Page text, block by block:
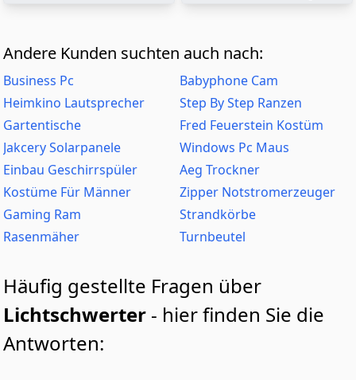
Andere Kunden suchten auch nach:
Business Pc
Babyphone Cam
Heimkino Lautsprecher
Step By Step Ranzen
Gartentische
Fred Feuerstein Kostüm
Jakcery Solarpanele
Windows Pc Maus
Einbau Geschirrspüler
Aeg Trockner
Kostüme Für Männer
Zipper Notstromerzeuger
Gaming Ram
Strandkörbe
Rasenmäher
Turnbeutel
Häufig gestellte Fragen über
Lichtschwerter - hier finden Sie die
Antworten: